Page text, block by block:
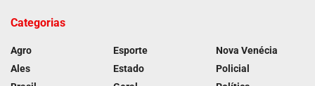
Categorias
Agro
Ales
Esporte
Estado
Nova Venécia
Policial